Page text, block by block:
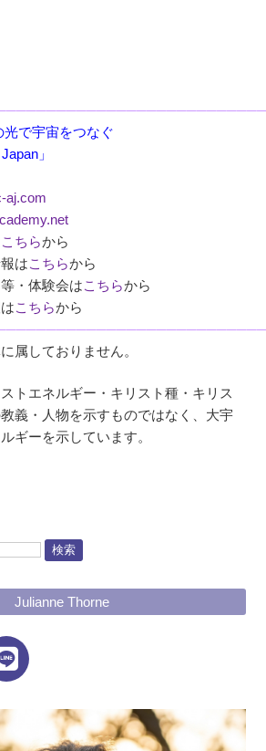
光で宇宙をつなぐ
」
aj.com
こちらから
はこちらから
・体験会はこちらから
こちらから
属しておりません。
トエネルギー・キリスト種・キリス
義・人物を示すものではなく、大宇
ギーを示しています。
検索
Julianne Thorne